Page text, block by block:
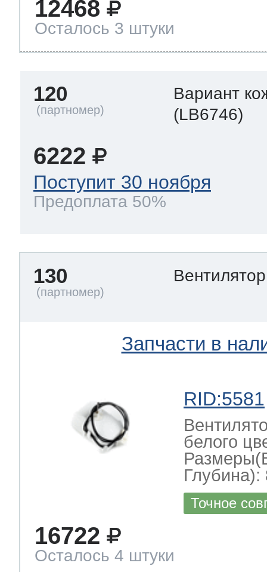
12468
Осталось 3 штуки
120
Вариант
(LB6746)
6222
Поступит 30 ноября
Предоплата 50%
130
Запчасти в
RID:5581
белого
Глубина):
Точное
16722
Осталось 4 штуки